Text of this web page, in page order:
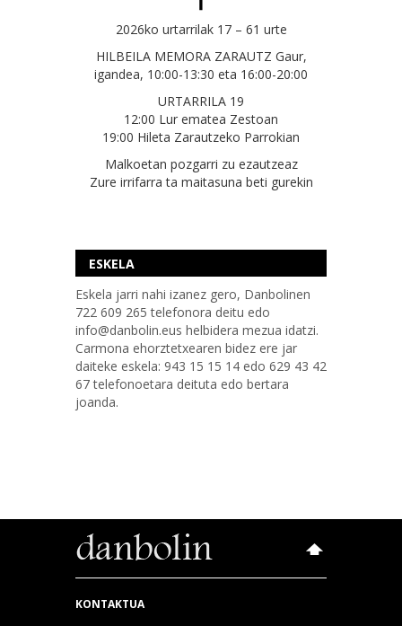
2026ko urtarrilak 17 – 61 urte
HILBEILA MEMORA ZARAUTZ Gaur,
igandea, 10:00-13:30 eta 16:00-20:00
URTARRILA 19
12:00 Lur ematea Zestoan
19:00 Hileta Zarautzeko Parrokian
Malkoetan pozgarri zu ezautzeaz
Zure irrifarra ta maitasuna beti gurekin
ESKELA
Eskela jarri nahi izanez gero, Danbolinen
722 609 265 telefonora deitu edo
info@danbolin.eus helbidera mezua idatzi.
Carmona ehorztetxearen bidez ere jar
daiteke eskela: 943 15 15 14 edo 629 43 42
67 telefonoetara deituta edo bertara
joanda.
KONTAKTUA